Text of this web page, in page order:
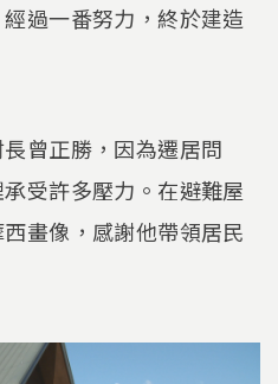
過一番努力，終於建造
曾正勝，因為遷居問
受許多壓力。在避難屋
畫像，感謝他帶領居民